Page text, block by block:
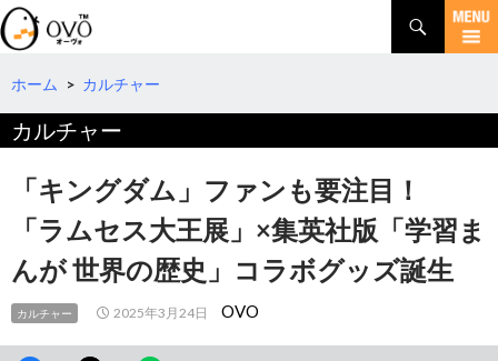
検
索
コ
テ
ツ
へ
ホーム > カルチャー
カルチャー
「キングダム」ファンも要注目！
「ラムセス大王展」×集英社版「学習ま
んが 世界の歴史」コラボグッズ誕生
カルチャー 2025年3月24日 OVO